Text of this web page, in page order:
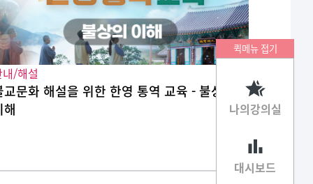
내/해설
교문화 해설을 위한 한영 통역 교육 - 불상의
해
법당
퀵메뉴 접기
나의강의실
대시보드